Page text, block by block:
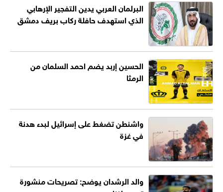
البرلمان العربي يدين التفجير الإرهابي
الذي استهدف حافلة ركاب بريف دمشق
الحسين إربد يضم احمد السلمان من
الرمثا
واشنطن تضغط على إسرائيل لبدء هدنة
في غزة
والد الرشدان يوضح: تصريحات منشورة